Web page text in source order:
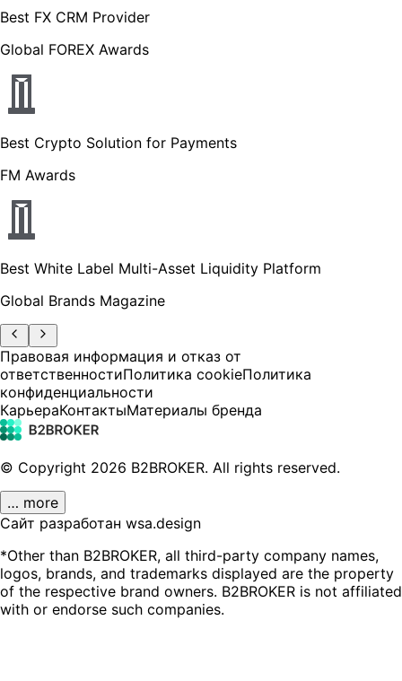
Best FX CRM Provider
Global FOREX Awards
Best Crypto Solution for Payments
FM Awards
Best White Label Multi-Asset Liquidity Platform
Global Brands Magazine
Правовая информация и отказ от
ответственностиПолитика cookieПолитика
конфиденциальности
КарьераКонтактыМатериалы бренда
© Copyright 2026 B2BROKER. All rights reserved.
… more
Сайт разработан wsa.design
*Other than B2BROKER, all third-party company names,
logos, brands, and trademarks displayed are the property
of the respective brand owners. B2BROKER is not affiliated
with or endorse such companies.